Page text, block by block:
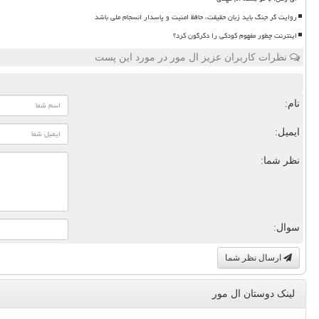
روایت گر جنگ باید زبان حقیقت، حافظ امنیت و پاسدار انسجام ملی باشد
اینترنت چطور مفهوم کودکی را دگرگون کرد؟
نظرات کاربران عزیز ال مور در مورد این پست
نام:
ایمیل:
نظر شما:
سوال:
ارسال نظر شما
لینک دوستان ال مور